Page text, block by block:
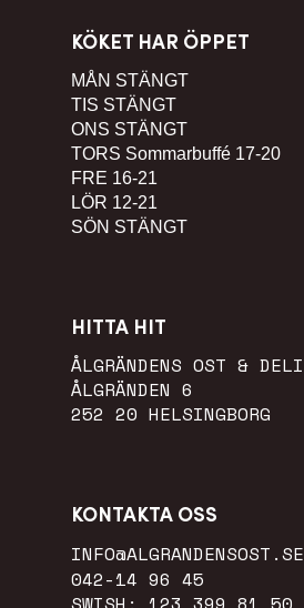
KÖKET HAR ÖPPET
MÅN STÄNGT
TIS STÄNGT
ONS STÄNGT
TORS Sommarbuffé 17-20
FRE 16-21
LÖR 12-21
SÖN STÄNGT
HITTA HIT
ÅLGRÄNDENS OST & DELI
ÅLGRÄNDEN 6
252 20 HELSINGBORG
KONTAKTA OSS
INFO@ALGRANDENSOST.SE
042-14 96 45